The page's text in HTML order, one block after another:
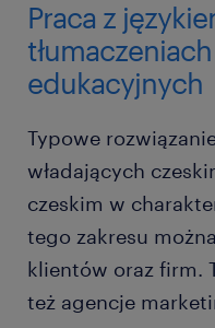
Praca z
edukacyjnych
Typowe
władających
czeskim w
tego zakresu
klientów oraz firm.
też agencje